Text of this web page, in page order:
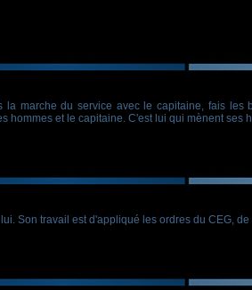
marche du service avec le capitaine, fais les
et le capitaine. C'est lui qui mènent ses
Son travail est d'appliqué les ordres du CEG,